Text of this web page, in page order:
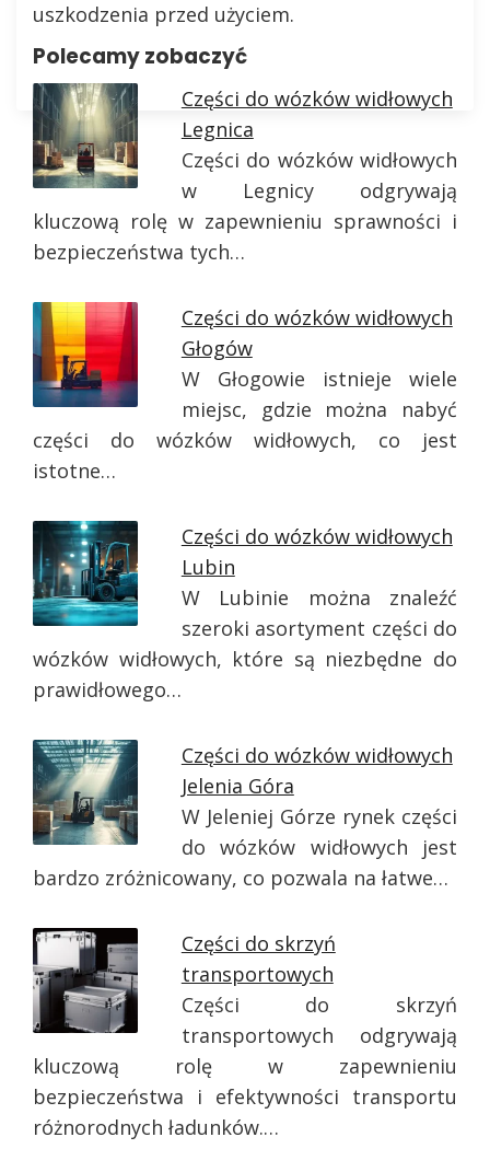
uszkodzenia przed użyciem.
Polecamy zobaczyć
Części do wózków widłowych
Legnica
Części do wózków widłowych
w Legnicy odgrywają
kluczową rolę w zapewnieniu sprawności i
bezpieczeństwa tych…
Części do wózków widłowych
Głogów
W Głogowie istnieje wiele
miejsc, gdzie można nabyć
części do wózków widłowych, co jest
istotne…
Części do wózków widłowych
Lubin
W Lubinie można znaleźć
szeroki asortyment części do
wózków widłowych, które są niezbędne do
prawidłowego…
Części do wózków widłowych
Jelenia Góra
W Jeleniej Górze rynek części
do wózków widłowych jest
bardzo zróżnicowany, co pozwala na łatwe…
Części do skrzyń
transportowych
Części do skrzyń
transportowych odgrywają
kluczową rolę w zapewnieniu
bezpieczeństwa i efektywności transportu
różnorodnych ładunków.…